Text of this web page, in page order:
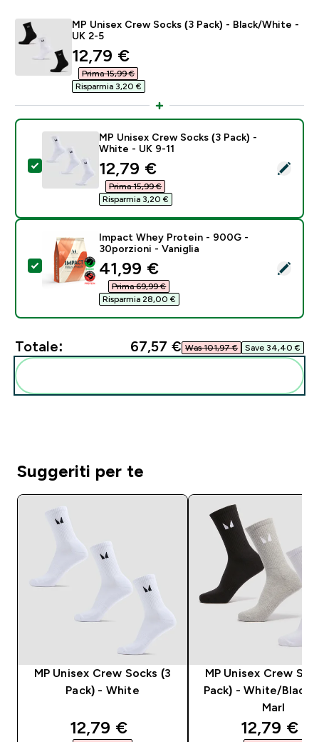
MP Unisex Crew Socks (3 Pack) - Black/White -
UK 2-5
discounted price
12,79 €‎
Prima 15,99 €‎
Risparmia 3,20 €‎
Seleziona questo prodotto - MP Unisex Crew Socks
MP Unisex Crew Socks (3 Pack) -
White - UK 9-11
discounted price
12,79 €‎
Prima 15,99 €‎
Risparmia 3,20 €‎
Seleziona questo prodotto - Impact Whey Protein -
Impact Whey Protein - 900G -
30porzioni - Vaniglia
discounted price
41,99 €‎
Prima 69,99 €‎
Risparmia 28,00 €‎
Totale: 67,57 €‎ Was 101,97 €‎ Save 34,40 €‎
Suggeriti per te
MP Unisex Crew Socks (3
Pack) - White
discounted price
12,79 €‎
MP Unisex Crew
Pack) - White/Black/
Marl
12,79 €‎